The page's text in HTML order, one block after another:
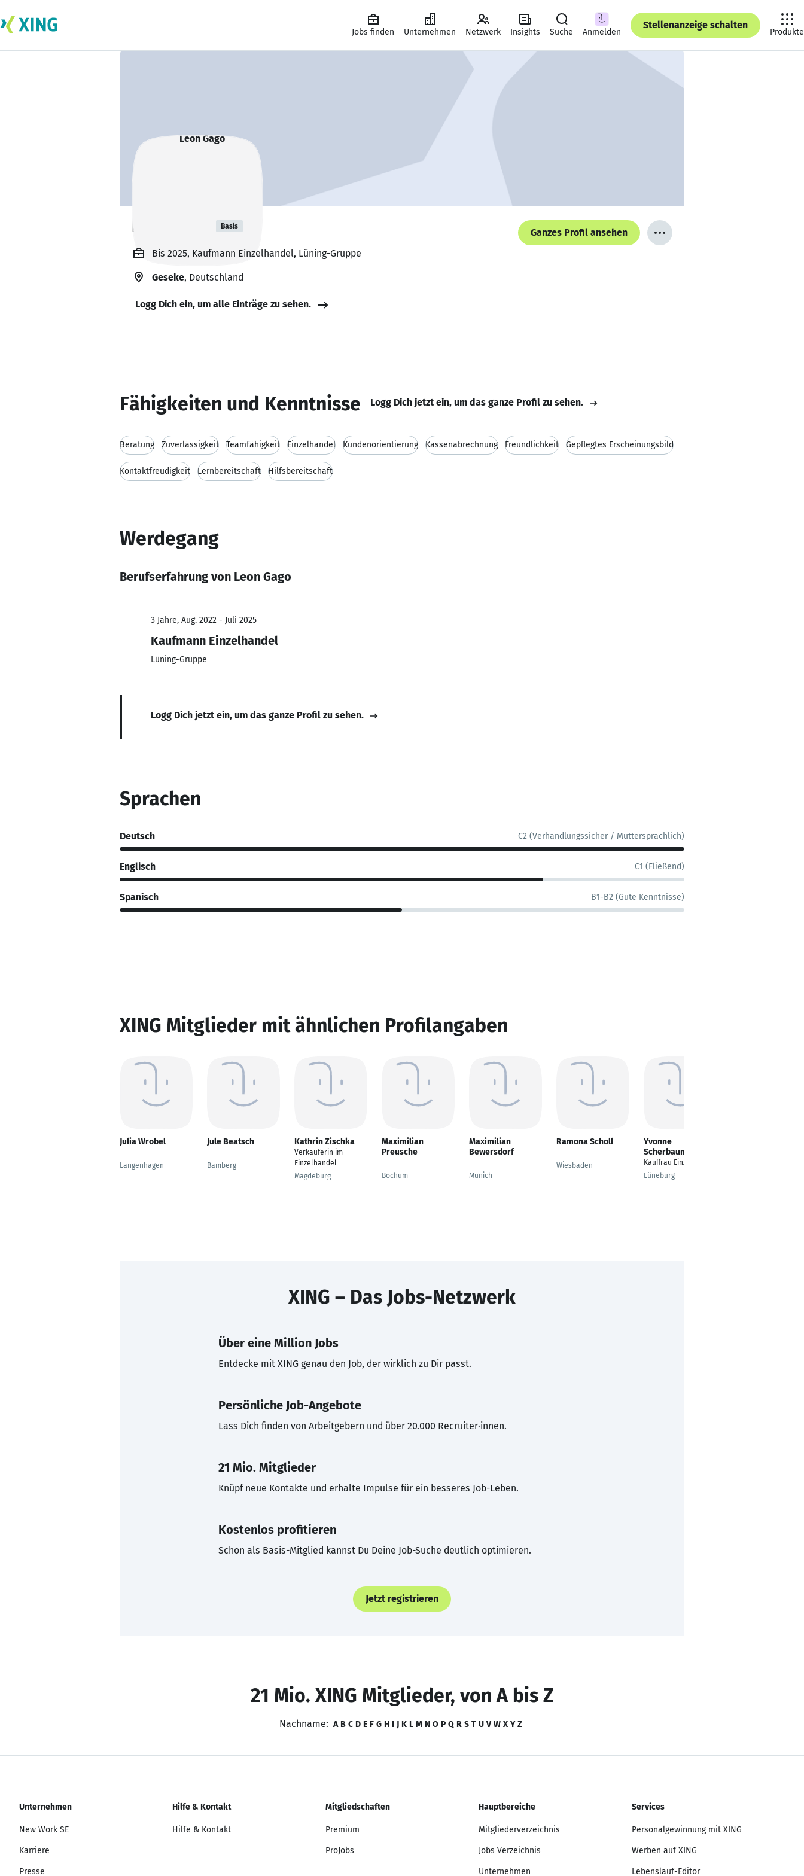
Jobs finden Unternehmen Netzwerk Insights Suche Anmelden
Stellenanzeige schalten
Produkte
Leon Gago Basis
Ganzes Profil ansehen
Bis 2025, Kaufmann Einzelhandel, Lüning-Gruppe
Geseke, Deutschland
Logg Dich ein, um alle Einträge zu sehen.
Fähigkeiten und Kenntnisse Logg Dich jetzt ein, um das ganze Profil zu sehen.
Beratung Zuverlässigkeit Teamfähigkeit Einzelhandel Kundenorientierung Kassenabrechnung Freundlichkeit Gepflegtes Erscheinungsbild
Kontaktfreudigkeit Lernbereitschaft Hilfsbereitschaft
Werdegang
Berufserfahrung von Leon Gago
3 Jahre, Aug. 2022 - Juli 2025
Kaufmann Einzelhandel
Lüning-Gruppe
Logg Dich jetzt ein, um das ganze Profil zu sehen.
Sprachen
Deutsch C2 (Verhandlungssicher / Muttersprachlich)
Englisch C1 (Fließend)
Spanisch B1-B2 (Gute Kenntnisse)
XING Mitglieder mit ähnlichen Profilangaben
Julia Wrobel
---
Langenhagen
Jule Beatsch
---
Bamberg
Kathrin Zischka
Verkäuferin im
Einzelhandel
Magdeburg
Maximilian
Preusche
---
Bochum
Maximilian
Bewersdorf
---
Munich
Ramona Scholl
---
Wiesbaden
Yvonne
Scherbaum-Möller
Kauffrau Einzelhandel
Lüneburg
XING – Das Jobs-Netzwerk
Über eine Million Jobs
Entdecke mit XING genau den Job, der wirklich zu Dir passt.
Persönliche Job-Angebote
Lass Dich finden von Arbeitgebern und über 20.000 Recruiter·innen.
21 Mio. Mitglieder
Knüpf neue Kontakte und erhalte Impulse für ein besseres Job-Leben.
Kostenlos profitieren
Schon als Basis-Mitglied kannst Du Deine Job-Suche deutlich optimieren.
Jetzt registrieren
21 Mio. XING Mitglieder, von A bis Z
Nachname: A B C D E F G H I J K L M N O P Q R S T U V W X Y Z
Unternehmen
New Work SE
Karriere
Presse
Hilfe & Kontakt
Hilfe & Kontakt
Mitgliedschaften
Premium
ProJobs
Hauptbereiche
Mitgliederverzeichnis
Jobs Verzeichnis
Unternehmen
Services
Personalgewinnung mit XING
Werben auf XING
Lebenslauf-Editor